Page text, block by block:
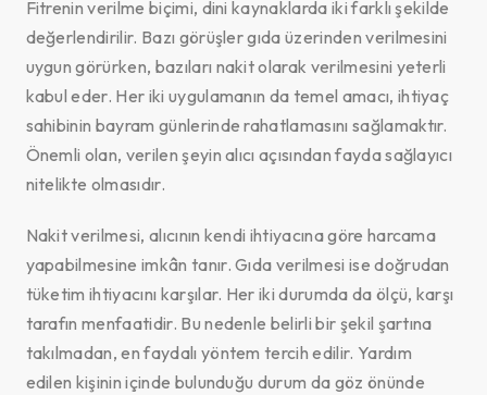
Fitrenin verilme biçimi, dini kaynaklarda iki farklı şekilde
değerlendirilir. Bazı görüşler gıda üzerinden verilmesini
uygun görürken, bazıları nakit olarak verilmesini yeterli
kabul eder. Her iki uygulamanın da temel amacı, ihtiyaç
sahibinin bayram günlerinde rahatlamasını sağlamaktır.
Önemli olan, verilen şeyin alıcı açısından fayda sağlayıcı
nitelikte olmasıdır.
Nakit verilmesi, alıcının kendi ihtiyacına göre harcama
yapabilmesine imkân tanır. Gıda verilmesi ise doğrudan
tüketim ihtiyacını karşılar. Her iki durumda da ölçü, karşı
tarafın menfaatidir. Bu nedenle belirli bir şekil şartına
takılmadan, en faydalı yöntem tercih edilir. Yardım
edilen kişinin içinde bulunduğu durum da göz önünde